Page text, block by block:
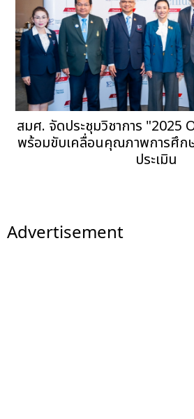
สมศ. จัดประชุมวิชาการ "2025
พร้อมขับเคลื่อนคุณภาพการศึกษ
ประเมิน
Advertisement